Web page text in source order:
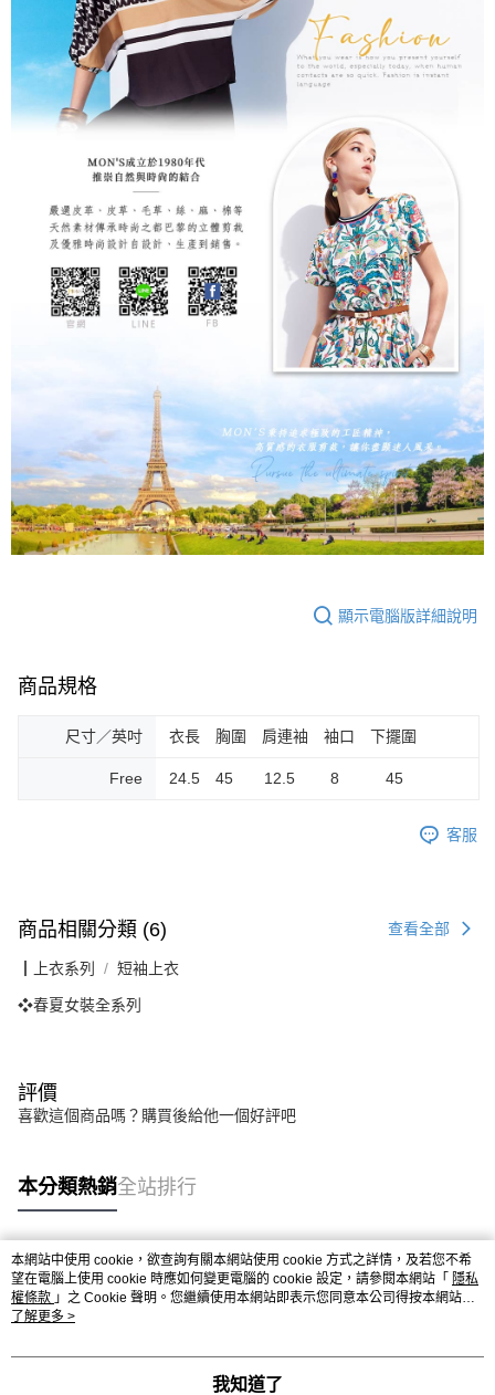
顯示電腦版詳細說明
商品規格
尺寸／英吋 衣長 胸圍 肩連袖 袖口 下擺圍
Free 24.5 45 12.5 8 45
客服
商品相關分類 (6) 查看全部
┃上衣系列 短袖上衣
❖春夏女裝全系列
評價
喜歡這個商品嗎？購買後給他一個好評吧
本分類熱銷全站排行
熱門標籤
本網站中使用 cookie，欲查詢有關本網站使用 cookie 方式之詳情，及若您不希
望在電腦上使用 cookie 時應如何變更電腦的 cookie 設定，請參閱本網站「 隱私
權條款 」之 Cookie 聲明。您繼續使用本網站即表示您同意本公司得按本網站使
用條款之 Cookie 聲明使用 cookie。
了解更多 >
我知道了